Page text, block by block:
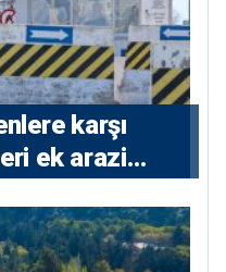
karşı
ek arazi